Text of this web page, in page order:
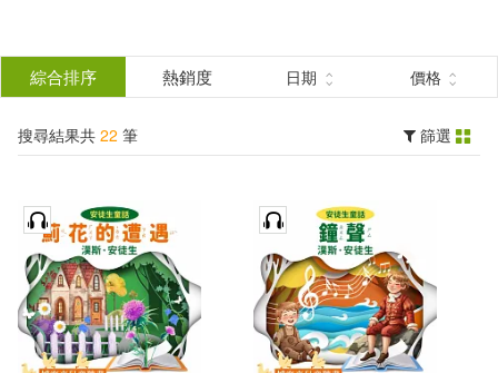
結
選
分類 (單選)
所有商品(22) 有聲書(22)
作者 (可複選)
童話小耳朵製作團隊(22)
綜合排序 熱銷度 日期 價格
搜尋結果共 22 筆 篩選